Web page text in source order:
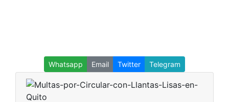
Whatsapp Email Twitter Telegram